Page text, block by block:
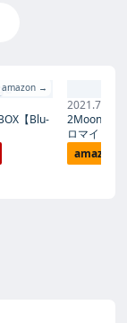
amazon →
【Blu-
2021.7.11
2Moons2
ロマイド3
amazon